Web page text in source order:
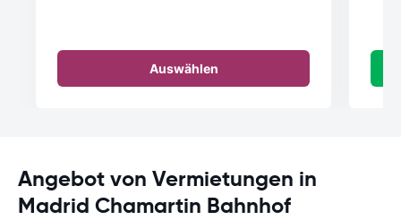
Auswählen
Angebot von Vermietungen in
Madrid Chamartin Bahnhof